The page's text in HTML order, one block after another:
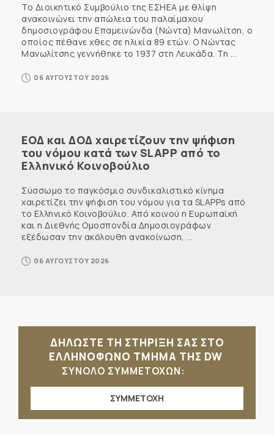
Το Διοικητικό Συμβούλιο της ΕΣΗΕΑ με θλίψη
ανακοινώνει την απώλεια του παλαίμαχου
δημοσιογράφου Επαμεινώνδα (Νώντα) Μανωλίτση, ο
οποίος πέθανε χθες σε ηλικία 89 ετών. Ο Νώντας
Μανωλίτσης γεννήθηκε το 1937 στη Λευκάδα. Τη ...
06 ΑΥΓΟΥΣΤΟΥ 2026
ΕΟΔ και ΔΟΔ χαιρετίζουν την ψήφιση
του νόμου κατά των SLAPP από το
Ελληνικό Κοινοβούλιο
Σύσσωμο το παγκόσμιο συνδικαλιστικό κίνημα
χαιρετίζει την ψήφιση του νόμου για τα SLAPPs από
το Ελληνικό Κοινοβούλιο. Από κοινού η Ευρωπαϊκή
και η Διεθνής Ομοσπονδία Δημοσιογράφων
εξέδωσαν την ακόλουθη ανακοίνωση, ...
06 ΑΥΓΟΥΣΤΟΥ 2026
ΔΗΛΩΣΤΕ ΤΗ ΣΤΗΡΙΞΗ ΣΑΣ ΣΤΟ
ΕΛΛΗΝΟΦΩΝΟ ΤΜΗΜΑ ΤΗΣ DW
ΣΥΝΟΛΟ ΣΥΜΜΕΤΟΧΩΝ:
ΣΥΜΜΕΤΟΧΗ